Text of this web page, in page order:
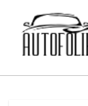
contenu